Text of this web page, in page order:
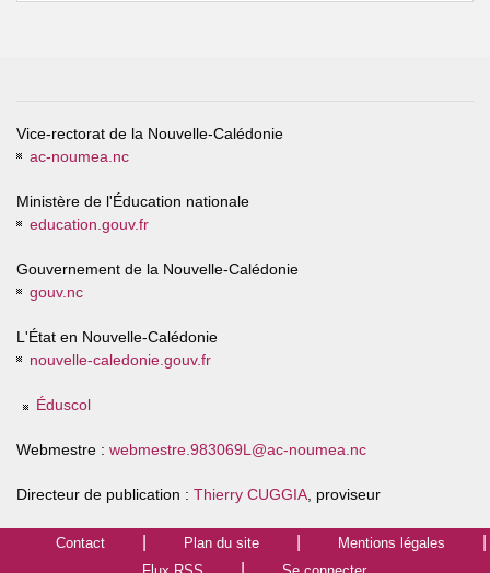
Vice-rectorat de la Nouvelle-Calédonie
ac-noumea.nc
Ministère de l'Éducation nationale
education.gouv.fr
Gouvernement de la Nouvelle-Calédonie
gouv.nc
L'État en Nouvelle-Calédonie
nouvelle-caledonie.gouv.fr
Éduscol
Webmestre : webmestre.983069L@ac-noumea.nc
Directeur de publication : Thierry CUGGIA , proviseur
Contact Plan du site
Mentions légales